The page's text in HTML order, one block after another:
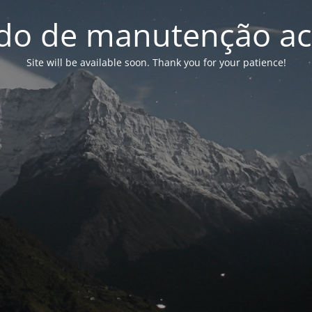
de manutenção
Site will be available soon. Thank you for your patience!